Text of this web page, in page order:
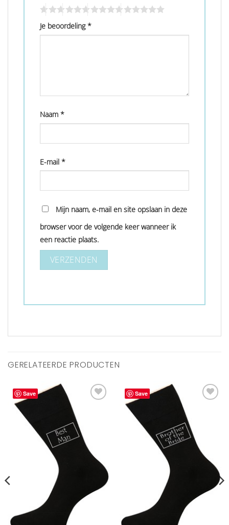
Je beoordeling*
Naam *
E-mail *
Mijn naam, e-mail en site opslaan in deze
browser voor de volgende keer wanneer ik
een reactie plaats.
GERELATEERDE PRODUCTEN
Save
verlanglijst
toevoegen
Save
verlanglijst
toevoegen